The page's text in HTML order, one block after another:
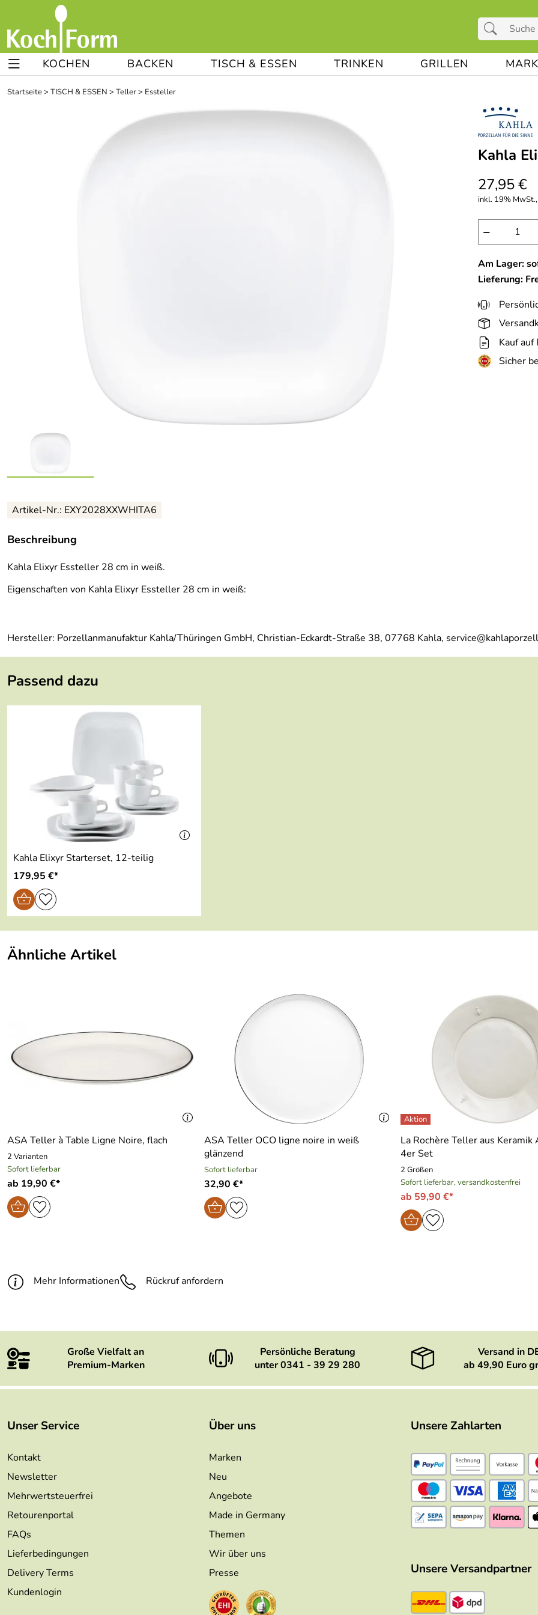
KOCHEN BACKEN TISCH & ESSEN TRINKEN GRILLEN
Startseite> TISCH & ESSEN > Teller> Essteller
Kahla
27,95 €
inkl. 19%
−
Am Lager:
Lieferung:
Kauf auf
Sicher
Artikel-Nr.: EXY2028XXWHITA6
Beschreibung
Kahla Elixyr Essteller 28 cm in weiß.
Eigenschaften von Kahla Elixyr Essteller 28 cm in weiß:
Hersteller: Porzellanmanufaktur Kahla/Thüringen GmbH, Christian-Eckardt-Straße 38, 07768 Kahla,
Passend dazu
Kahla Elixyr Starterset, 12-teilig
179,95 €*
Ähnliche Artikel
ASA Teller à Table Ligne Noire, flach
2 Varianten
Sofort lieferbar
ab 19,90 €*
ASA Teller OCO ligne noire in weiß
glänzend
Sofort lieferbar
32,90 €*
La Rochère Teller aus Keramik
4er Set
2 Größen
Sofort lieferbar, versandkostenfrei
ab 59,90 €*
Mehr Informationen Rückruf anfordern
Große Vielfalt an
Premium-Marken
Persönliche Beratung
unter 0341 - 39 29 280
Versand in
ab 49,90 Euro
Unser Service
Kontakt
Newsletter
Mehrwertsteuerfrei
Retourenportal
FAQs
Lieferbedingungen
Delivery Terms
Kundenlogin
Über uns
Marken
Neu
Angebote
Made in Germany
Themen
Wir über uns
Presse
Unsere Zahlarten
Unsere Versandpartner